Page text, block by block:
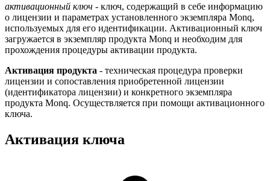
активационный ключ - ключ, содержащий в себе информацию
о лицензии и параметрах установленного экземпляра Monq,
используемых для его идентификации. Активационный ключ
загружается в экземпляр продукта Monq и необходим для
прохождения процедуры активации продукта.
Активация продукта - техническая процедура проверки
лицензии и сопоставления приобретенной лицензии
(идентификатора лицензии) и конкретного экземпляра
продукта Monq. Осуществляется при помощи активационного
ключа.
Активация ключа